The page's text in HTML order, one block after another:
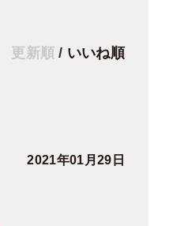
更新順 / いいね順
2021年01月29日